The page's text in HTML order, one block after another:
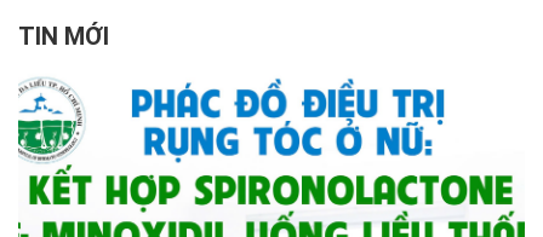
Bác sĩ da liễu sẽ chia sẻ
cho bạn một số thông tin
được cập nhật mới nhất
nhé:
TIN MỚI